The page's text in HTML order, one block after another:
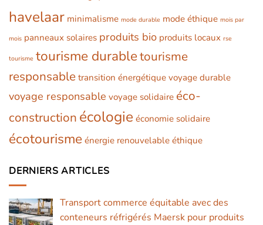
havelaar minimalisme mode durable mode éthique mois par
mois panneaux solaires produits bio produits locaux rse
tourisme tourisme durabletourisme
responsable transition énergétique voyage durable
voyage responsable voyage solidaire éco-
construction écologie économie solidaire
écotourisme énergie renouvelable éthique
DERNIERS ARTICLES
Transport commerce équitable avec des
conteneurs réfrigérés Maersk pour produits